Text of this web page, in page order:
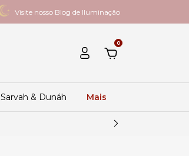
Visite nosso Blog de Iluminação
0
Sarvah & Dunáh Mais